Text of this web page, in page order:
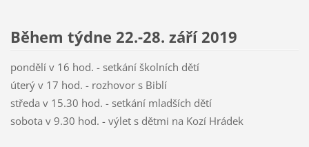
Během týdne 22.-28. září 2019
pondělí v 16 hod. - setkání školních dětí
úterý v 17 hod. - rozhovor s Biblí
středa v 15.30 hod. - setkání mladších dětí
sobota v 9.30 hod. - výlet s dětmi na Kozí Hrádek